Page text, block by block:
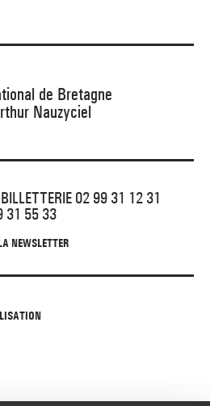
de Bretagne
Nauzyciel
02 99 31 12 31
31 55 33
NEWSLETTER